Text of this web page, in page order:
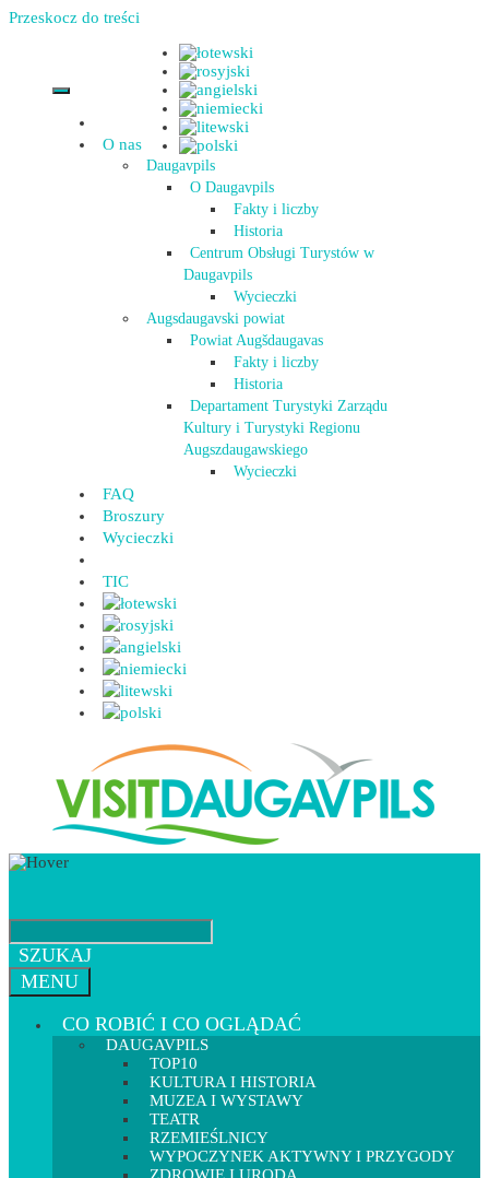
Przeskocz do treści
O nas
Daugavpils
O Daugavpils
Fakty i liczby
Historia
Centrum Obsługi Turystów w
Daugavpils
Wycieczki
Augsdaugavski powiat
Powiat Augšdaugavas
Fakty i liczby
Historia
Departament Turystyki Zarządu
Kultury i Turystyki Regionu
Augszdaugawskiego
Wycieczki
FAQ
Broszury
Wycieczki
TIC
SZUKAJ
MENU
CO ROBIĆ I CO OGLĄDAĆ
DAUGAVPILS
TOP10
KULTURA I HISTORIA
MUZEA I WYSTAWY
TEATR
RZEMIEŚLNICY
WYPOCZYNEK AKTYWNY I PRZYGODY